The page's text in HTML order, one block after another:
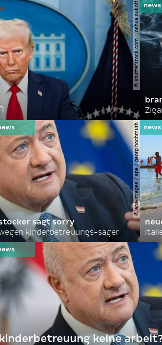
© shutterstock.com | joshua sukoff
© apa-images / apa / georg hochmuth
sagt sorry
kinderbetreuungs-sager
keine